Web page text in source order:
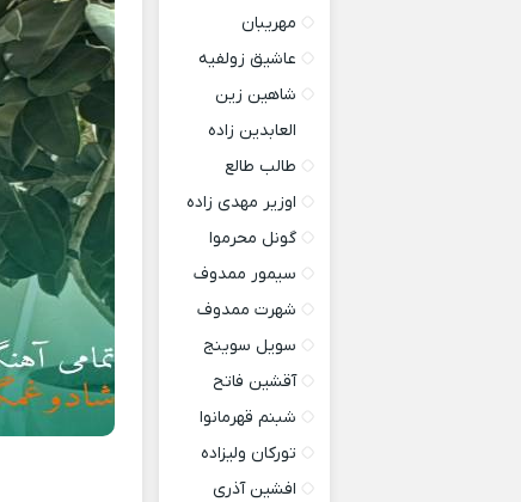
مهریبان
عاشیق زولفیه
شاهین زین
العابدین زاده
طالب طالع
اوزیر مهدی زاده
گونل محرموا
سیمور ممدوف
شهرت ممدوف
سویل سوینج
آقشین فاتح
شبنم قهرمانوا
تورکان ولیزاده
افشین آذری